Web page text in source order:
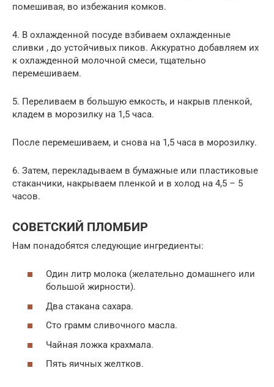
помешивая, во избежания комков.
4. В охлажденной посуде взбиваем охлажденные
сливки , до устойчивых пиков. Аккуратно добавляем их
к охлажденной молочной смеси, тщательно
перемешиваем.
5. Переливаем в большую емкость, и накрыв пленкой,
кладем в морозилку на 1,5 часа.
После перемешиваем, и снова на 1,5 часа в морозилку.
6. Затем, перекладываем в бумажные или пластиковые
стаканчики, накрываем пленкой и в холод на 4,5 – 5
часов.
СОВЕТСКИЙ ПЛОМБИР
Нам понадобятся следующие ингредиенты:
Один литр молока (желательно домашнего или
большой жирности).
Два стакана сахара.
Сто грамм сливочного масла.
Чайная ложка крахмала.
Пять яичных желтков.